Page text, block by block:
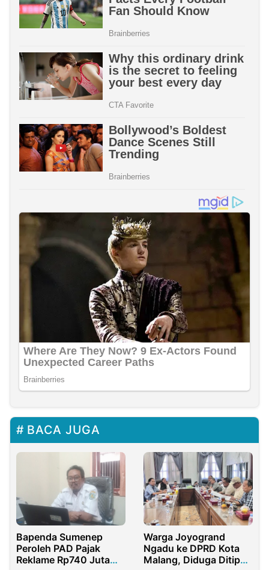
BACA JUGA
Bapenda Sumenep
Peroleh PAD Pajak
Reklame Rp740 Juta
Warga Joyogrand
Ngadu ke DPRD Kota
Malang, Diduga Ditipu